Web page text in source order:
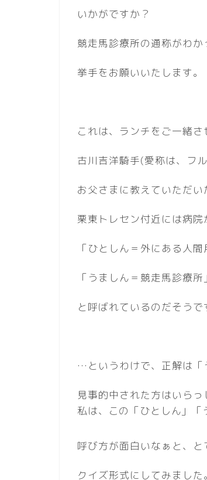
いかがですか？
競走馬診療所の通称がわか
挙手をお願いいたします。
これは、ランチをご一緒さ
古川吉洋騎手(愛称は、フ
お父さまに教えていただ
栗東トレセン付近には病
「ひとしん＝外にある人間
「うましん＝競走馬診療所」
と呼ばれているのだそうで
…というわけで、正解は「
見事的中された方はいらっ
私は、この「ひとしん」「
呼び方が面白いなぁと、
クイズ形式にしてみました。